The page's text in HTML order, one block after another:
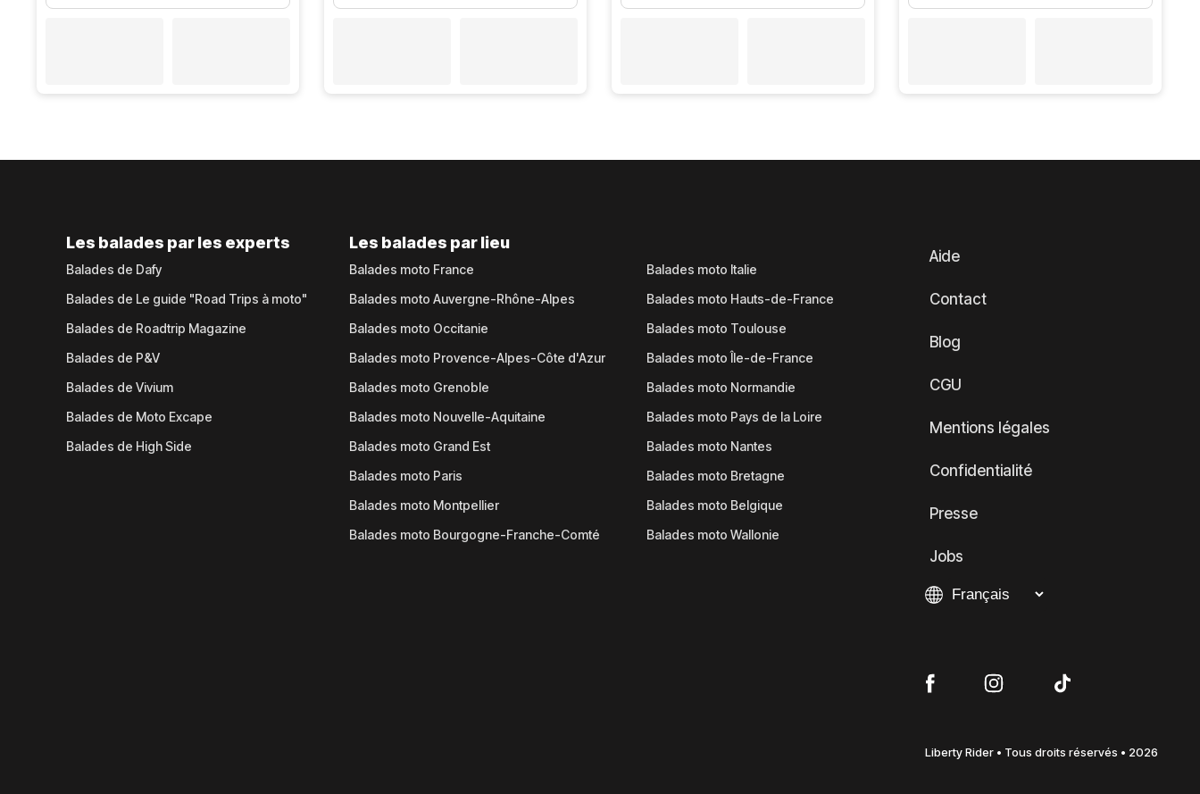
Les balades par les experts
Balades de Dafy
Balades de Le guide "Road Trips à moto"
Balades de Roadtrip Magazine
Balades de P&V
Balades de Vivium
Balades de Moto Excape
Balades de High Side
Les balades par lieu
Balades moto France
Balades moto Auvergne-Rhône-Alpes
Balades moto Occitanie
Balades moto Provence-Alpes-Côte d'Azur
Balades moto Grenoble
Balades moto Nouvelle-Aquitaine
Balades moto Grand Est
Balades moto Paris
Balades moto Montpellier
Balades moto Bourgogne-Franche-Comté
Balades moto Italie
Balades moto Hauts-de-France
Balades moto Toulouse
Balades moto Île-de-France
Balades moto Normandie
Balades moto Pays de la Loire
Balades moto Nantes
Balades moto Bretagne
Balades moto Belgique
Balades moto Wallonie
Aide
Contact
Blog
CGU
Mentions légales
Confidentialité
Presse
Jobs
Liberty Rider • Tous droits réservés • 2026